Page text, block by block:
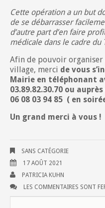
Cette opération a un but
de se débarrasser
d’autre part d’en faire
médicale dans le cadre du
Afin de pouvoir organiser
village, merci de vous
Mairie en téléphonant
03.89.82.30.70 ou
06 08 03 94 85 ( en
Un grand merci à vous !
SANS CATÉGORIE
17 AOÛT 2021
PATRICIA KUHN
LES COMMENTAIRES SONT